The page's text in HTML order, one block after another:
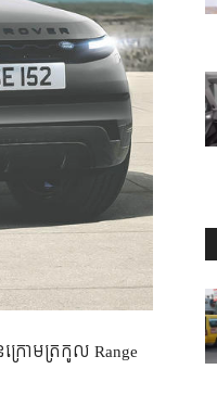
រោមត្រកូល Range